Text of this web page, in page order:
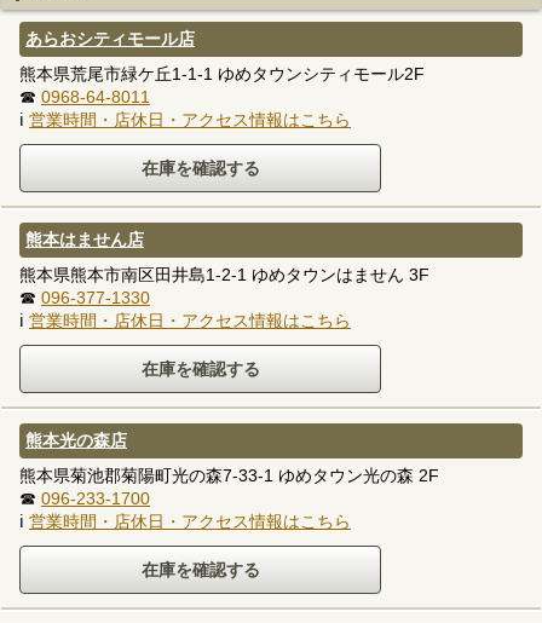
あらおシティモール店
熊本県荒尾市緑ケ丘1-1-1 ゆめタウンシティモール2F
☎ 0968-64-8011
ℹ 営業時間・店休日・アクセス情報はこちら
熊本はません店
熊本県熊本市南区田井島1-2-1 ゆめタウンはません 3F
☎ 096-377-1330
ℹ 営業時間・店休日・アクセス情報はこちら
熊本光の森店
熊本県菊池郡菊陽町光の森7-33-1 ゆめタウン光の森 2F
☎ 096-233-1700
ℹ 営業時間・店休日・アクセス情報はこちら